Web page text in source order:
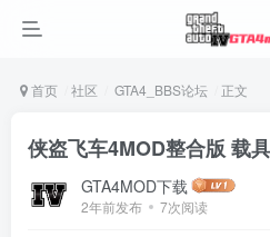
首页 社区 GTA4_BBS论坛 正文
侠盗飞车4MOD整合版 载
GTA4MOD下载
2年前发布 7次阅读